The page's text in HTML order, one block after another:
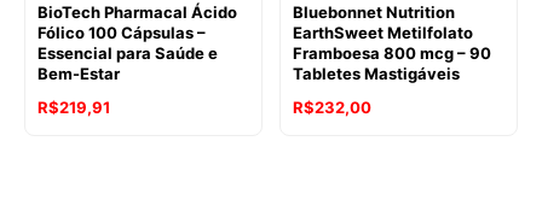
BioTech Pharmacal Ácido
Fólico 100 Cápsulas –
Essencial para Saúde e
Bem-Estar
R$219,91
Bluebonnet Nutrition
EarthSweet Metilfolato
Framboesa 800 mcg – 90
Tabletes Mastigáveis
R$232,00